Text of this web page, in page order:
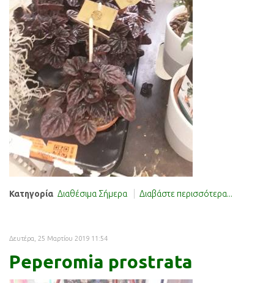
Κατηγορία Διαθέσιμα Σήμερα Διαβάστε περισσότερα...
Δευτέρα, 25 Μαρτίου 2019 11:54
Peperomia prostrata